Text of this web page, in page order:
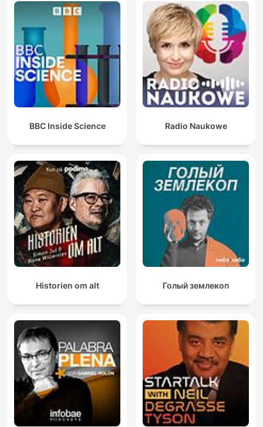
BBC Inside Science Radio Naukowe
Historien om alt Голый землекоп